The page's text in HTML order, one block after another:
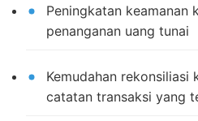
Peningkatan keamanan
penanganan uang tunai
Kemudahan rekonsiliasi
catatan transaksi yang